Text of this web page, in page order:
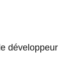
développeur